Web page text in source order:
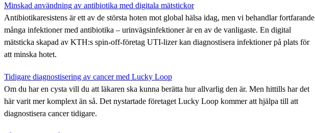
Minskad användning av antibiotika med digitala mätstickor
Antibiotikaresistens är ett av de största hoten mot global hälsa idag, men vi behandlar fortfarande
många infektioner med antibiotika – urinvägsinfektioner är en av de vanligaste. En digital
mätsticka skapad av KTH:s spin-off-företag UTI-lizer kan diagnostisera infektioner på plats för
att minska hotet.
Tidigare diagnostisering av cancer med Lucky Loop
Om du har en cysta vill du att läkaren ska kunna berätta hur allvarlig den är. Men hittills har det
här varit mer komplext än så. Det nystartade företaget Lucky Loop kommer att hjälpa till att
diagnostisera cancer tidigare.